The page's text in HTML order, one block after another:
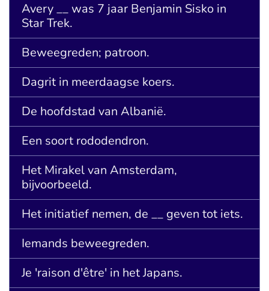
Avery __ was 7 jaar Benjamin Sisko in
Star Trek.
Beweegreden; patroon.
Dagrit in meerdaagse koers.
De hoofdstad van Albanië.
Een soort rododendron.
Het Mirakel van Amsterdam,
bijvoorbeeld.
Het initiatief nemen, de __ geven tot iets.
Iemands beweegreden.
Je 'raison d'être' in het Japans.